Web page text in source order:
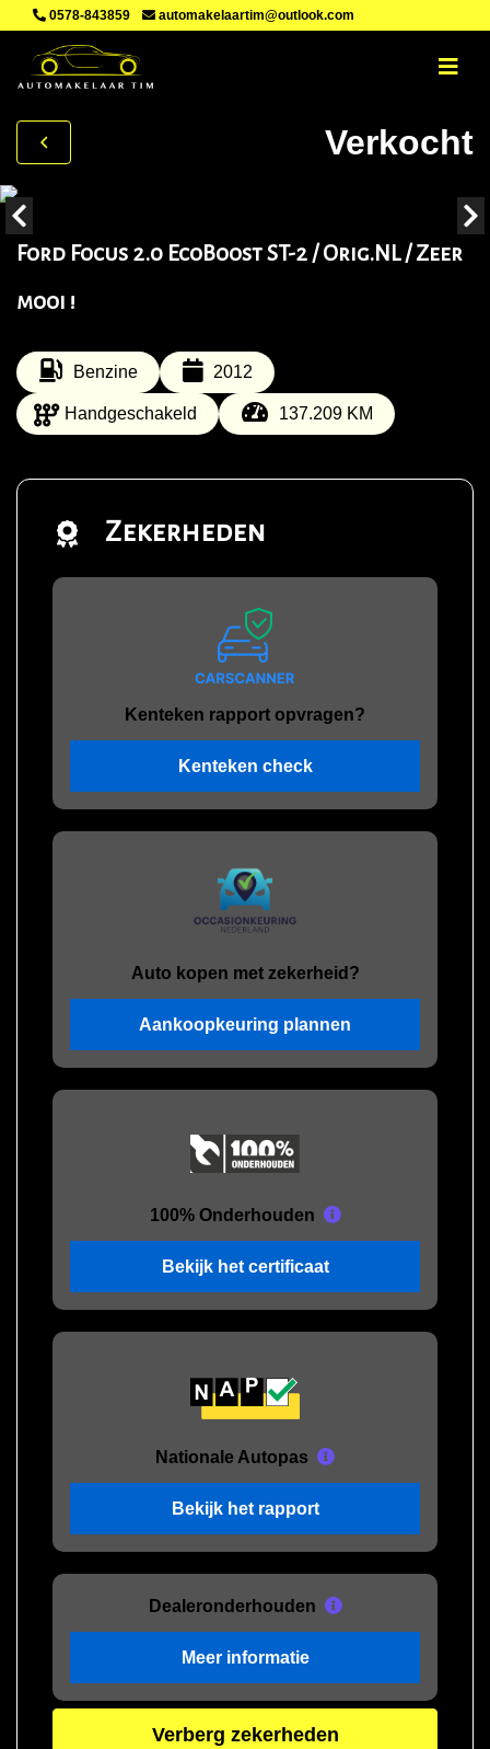
0578-843859 automakelaartim@outlook.com
Verkocht
Ford Focus 2.0 EcoBoost ST-2 / Orig.NL / Zeer
mooi !
Benzine 2012
Handgeschakeld 137.209 KM
Zekerheden
Kenteken rapport opvragen?
Kenteken check
Auto kopen met zekerheid?
Aankoopkeuring plannen
100% Onderhouden
Bekijk het certificaat
Nationale Autopas
Bekijk het rapport
Dealeronderhouden
Meer informatie
Verberg zekerheden